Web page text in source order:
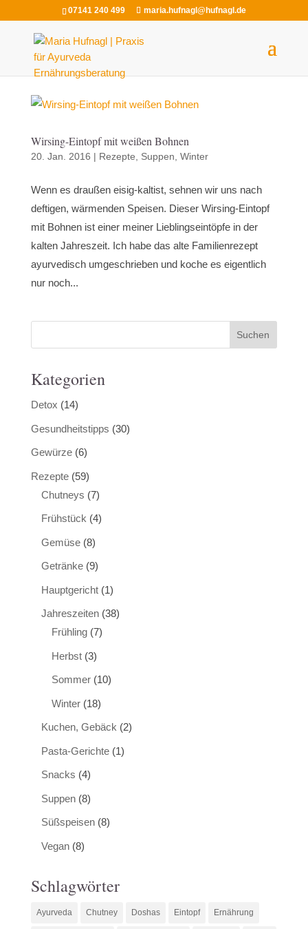
07141 240 499 maria.hufnagl@hufnagl.de
Wirsing-Eintopf mit weißen Bohnen
20. Jan. 2016 | Rezepte Suppen Winter
Wenn es draußen eisig-kaltist, sehnen wir uns nach
deftigen, wärmenden Speisen. Dieser Wirsing-Eintopf
mit Bohnen ist einer meiner Lieblingseintöpfe in der
kalten Jahreszeit. Ich habe das alte Familienrezept
ayurvedisch umgeschrieben und koche es eigentlich
nur noch...
Kategorien
Detox (14)
Gesundheitstipps (30)
Gewürze(6)
Rezepte(59)
Chutneys (7)
Frühstück (4)
Gemüse(8)
Getränke(9)
Hauptgericht(1)
Jahreszeiten(38)
Frühling(7)
Herbst(3)
Sommer(10)
Winter(18)
Kuchen, Gebäck (2)
Pasta-Gerichte(1)
Snacks (4)
Suppen(8)
Süßspeisen(8)
Vegan(8)
Schlagwörter
Ayurveda Chutney Doshas Eintopf Ernährung